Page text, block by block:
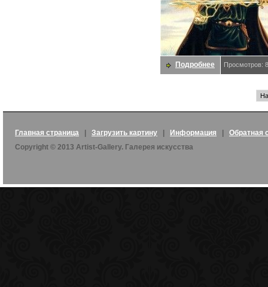
Подробнее Просмотров:
Главная страница Загрузить картину Информация
Обратная
Copyright © 2013 Artist-Gallery. Галерея искусства